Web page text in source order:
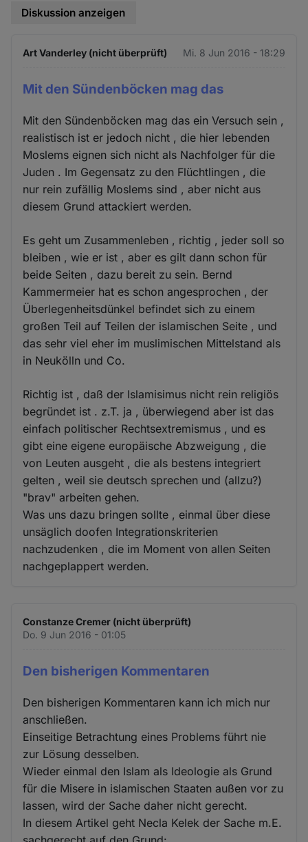
Diskussion anzeigen
Art Vanderley (nicht überprüft) Mi. 8 Jun 2016 - 18:29
Mit den Sündenböcken mag das
Mit den Sündenböcken mag das ein Versuch sein ,
realistisch ist er jedoch nicht , die hier lebenden
Moslems eignen sich nicht als Nachfolger für die
Juden . Im Gegensatz zu den Flüchtlingen , die
nur rein zufällig Moslems sind , aber nicht aus
diesem Grund attackiert werden.
Es geht um Zusammenleben , richtig , jeder soll so
bleiben , wie er ist , aber es gilt dann schon für
beide Seiten , dazu bereit zu sein. Bernd
Kammermeier hat es schon angesprochen , der
Überlegenheitsdünkel befindet sich zu einem
großen Teil auf Teilen der islamischen Seite , und
das sehr viel eher im muslimischen Mittelstand als
in Neukölln und Co.
Richtig ist , daß der Islamisimus nicht rein religiös
begründet ist . z.T. ja , überwiegend aber ist das
einfach politischer Rechtsextremismus , und es
gibt eine eigene europäische Abzweigung , die
von Leuten ausgeht , die als bestens integriert
gelten , weil sie deutsch sprechen und (allzu?)
"brav" arbeiten gehen.
Was uns dazu bringen sollte , einmal über diese
unsäglich doofen Integrationskriterien
nachzudenken , die im Moment von allen Seiten
nachgeplappert werden.
Constanze Cremer (nicht überprüft)
Do. 9 Jun 2016 - 01:05
Den bisherigen Kommentaren
Den bisherigen Kommentaren kann ich mich nur
anschließen.
Einseitige Betrachtung eines Problems führt nie
zur Lösung desselben.
Wieder einmal den Islam als Ideologie als Grund
für die Misere in islamischen Staaten außen vor zu
lassen, wird der Sache daher nicht gerecht.
In diesem Artikel geht Necla Kelek der Sache m.E.